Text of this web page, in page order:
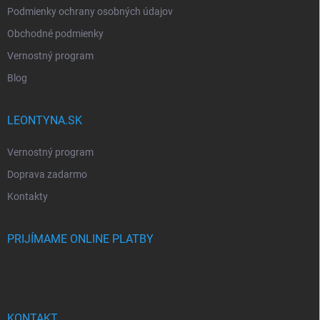
Podmienky ochrany osobných údajov
Obchodné podmienky
Vernostný program
Blog
LEONTYNA.SK
Vernostný program
Doprava zadarmo
Kontakty
PRIJÍMAME ONLINE PLATBY